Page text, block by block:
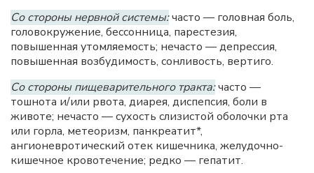
Со стороны нервной системы:часто — головная боль,
головокружение, бессонница, парестезия,
повышенная утомляемость; нечасто — депрессия,
повышенная возбудимость, сонливость, вертиго.
Со стороны пищеварительного тракта:часто —
тошнота и/или рвота, диарея, диспепсия, боли в
животе; нечасто — сухость слизистой оболочки рта
или горла, метеоризм, панкреатит*,
ангионевротический отек кишечника, желудочно-
кишечное кровотечение; редко — гепатит.